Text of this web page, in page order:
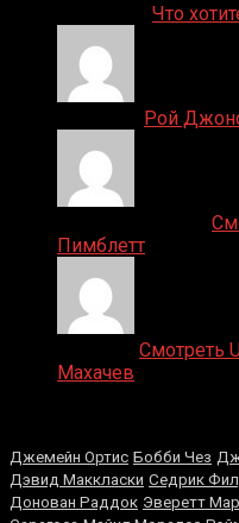
Что
Рой
Пимблетт
Смотреть
Махачев
Джемейн Ортис Бобби Чез
Дэвид Маккласки Седрик
Донован Раддок Эверетт